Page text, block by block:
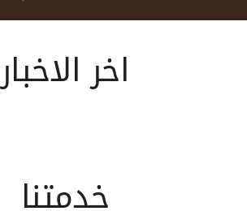
اخر الاخبار
خدمتنا